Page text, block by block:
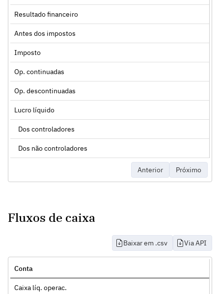
Resultado financeiro
Antes dos impostos
Imposto
Op. continuadas
Op. descontinuadas
Lucro líquido
Dos controladores
Dos não controladores
Anterior Próximo
Fluxos de caixa
Baixar em .csv Via API
Conta
Caixa líq. operac.